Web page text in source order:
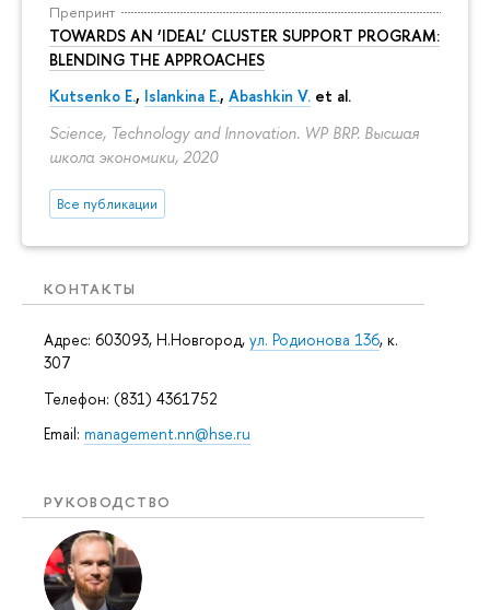
Препринт
TOWARDS AN ‘IDEAL’ CLUSTER SUPPORT PROGRAM:
BLENDING THE APPROACHES
Kutsenko E., Islankina E., Abashkin V. et al.
Science, Technology and Innovation. WP BRP. Высшая
школа экономики, 2020
Все публикации
КОНТАКТЫ
Адрес: 603093, Н.Новгород, ул. Родионова 136, к.
307
Телефон: (831) 4361752
Email: management.nn@hse.ru
РУКОВОДСТВО